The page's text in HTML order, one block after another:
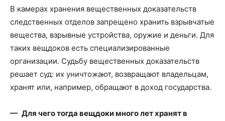
В камерах хранения вещественных доказательств
следственных отделов запрещено хранить взрывчатые
вещества, взрывные устройства, оружие и деньги. Для
таких вещдоков есть специализированные
организации. Судьбу вещественных доказательств
решает суд: их уничтожают, возвращают владельцам,
хранят или, например, обращают в доход государства.
— Для чего тогда вещдоки много лет хранят в